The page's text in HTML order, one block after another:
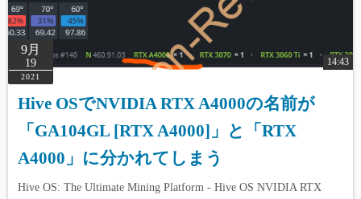
9月
19
2021
14:43
Hive OSでNVIDIA RTX A4000の名前が
「GA104GL [RTX A4000]」と「RTX
A4000」に分かれてしまう
Hive OS: The Ultimate Mining Platform - Hive OS NVIDIA RTX